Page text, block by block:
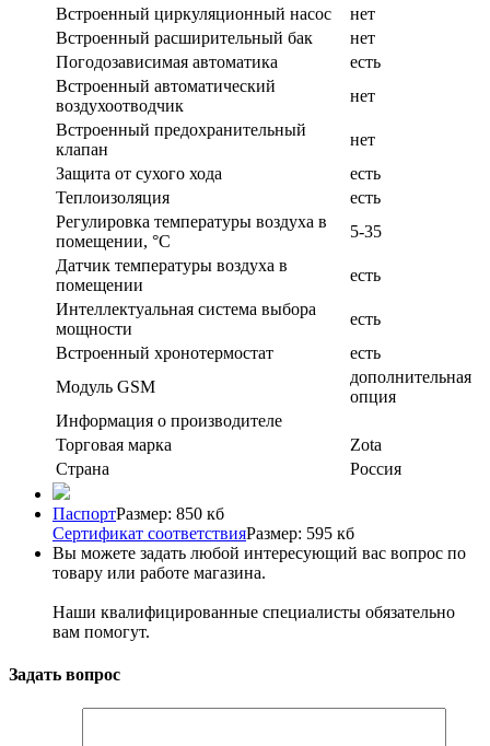
Встроенный циркуляционный насос
нет
Встроенный расширительный бак
нет
Погодозависимая автоматика
есть
Встроенный автоматический
воздухоотводчик
нет
Встроенный предохранительный
клапан
нет
Защита от сухого хода
есть
Теплоизоляция
есть
Регулировка температуры воздуха в
помещении, °С
5-35
Датчик температуры воздуха в
помещении
есть
Интеллектуальная система выбора
мощности
есть
Встроенный хронотермостат
есть
Модуль GSM
дополнительная
опция
Информация о производителе
Торговая марка
Zota
Страна
Россия
ПаспортРазмер: 850 кб
Сертификат соответствияРазмер: 595 кб
Вы можете задать любой интересующий вас вопрос по
товару или работе магазина.
Наши квалифицированные специалисты обязательно
вам помогут.
Задать вопрос